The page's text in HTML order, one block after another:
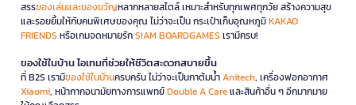
สรรของเล่นและของขวัญหลากหลายสไตล์ เหมาะสำหรับทุกเพศทุกวัย สร้างความสุข
และรอยยิ้มให้กับคนพิเศษของคุณ ไม่ว่าจะเป็น กระเป๋าเก็บอุณหภูมิKAKAO
FRIENDS หรือเกมจดหมายรักSIAM BOARDGAMES เรามีครบ!
ของใช้ในบ้าน ไอเทมที่ช่วยให้ชีวิตสะดวกสบายขึ้น
ที่ B2S เรามีของใช้ในบ้านครบครัน ไม่ว่าจะเป็นกาต้มน้ำAnitech, เครื่องฟอกอากาศ
Xiaomi, หน้ากากอนามัยทางการแพทย์Double A Careและสินค้าอื่น ๆ อีกมากมาย